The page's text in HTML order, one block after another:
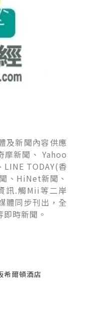
及新聞內容供應
摩新聞、 Yahoo
LINE TODAY(香
、HiNet新聞、
訊.觸Mii等二岸
體同步刊出，全
時新聞。